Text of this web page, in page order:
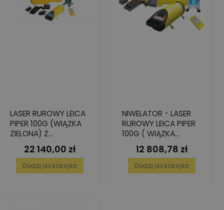
LASER RUROWY LEICA
PIPER 100G (WIĄZKA
ZIELONA) Z
AKCESORIAMI
Cena
22 140,00 zł
Dodaj do koszyka
NIWELATOR - LASER
RUROWY LEICA PIPER
100G ( WIĄZKA
ZIELONA) DO
UKŁADANIA RUR
KANALIZACYJNYCH
Cena
12 808,78 zł
Dodaj do koszyka